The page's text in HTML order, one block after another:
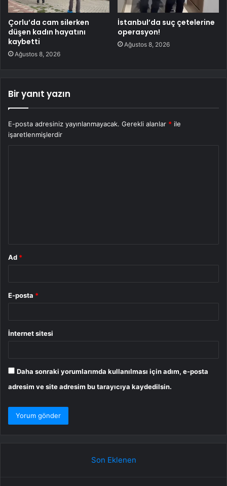
Çorlu’da cam silerken
düşen kadın hayatını
kaybetti
Ağustos 8, 2026
İstanbul’da suç çetelerine
operasyon!
Ağustos 8, 2026
Bir yanıt yazın
E-posta adresiniz yayınlanmayacak. Gerekli alanlar * ile
işaretlenmişlerdir
Ad *
E-posta *
İnternet sitesi
Daha sonraki yorumlarımda kullanılması için adım, e-posta
adresim ve site adresim bu tarayıcıya kaydedilsin.
Son Eklenen